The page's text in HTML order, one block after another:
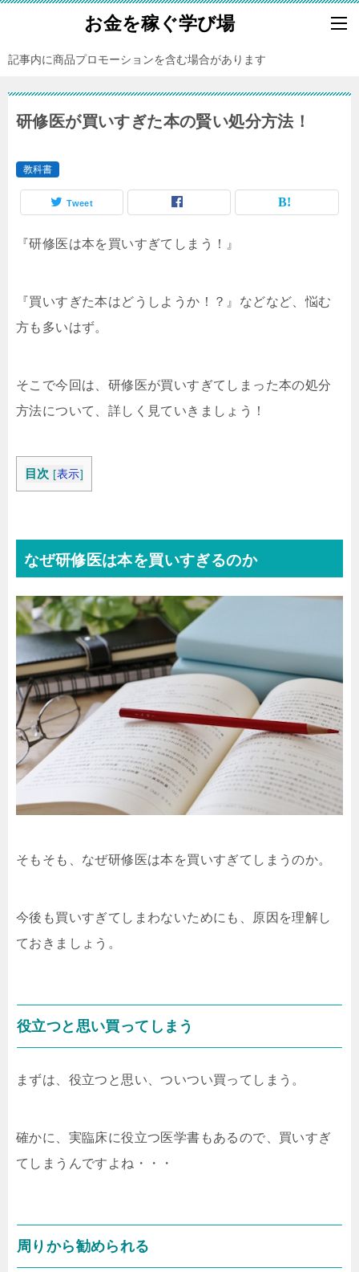
お金を稼ぐ学び場
記事内に商品プロモーションを含む場合があります
研修医が買いすぎた本の賢い処分方法！
教科書
Tweet
『研修医は本を買いすぎてしまう！』
『買いすぎた本はどうしようか！？』などなど、悩む
方も多いはず。
そこで今回は、研修医が買いすぎてしまった本の処分
方法について、詳しく見ていきましょう！
目次 [表示]
なぜ研修医は本を買いすぎるのか
そもそも、なぜ研修医は本を買いすぎてしまうのか。
今後も買いすぎてしまわないためにも、原因を理解し
ておきましょう。
役立つと思い買ってしまう
まずは、役立つと思い、ついつい買ってしまう。
確かに、実臨床に役立つ医学書もあるので、買いすぎ
てしまうんですよね・・・
周りから勧められる